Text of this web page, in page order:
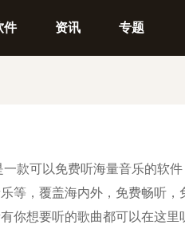
件 资讯 专题
一款可以免费听海量音乐的软
等，覆盖海内外，免费畅听
你想要听的歌曲都可以在这里